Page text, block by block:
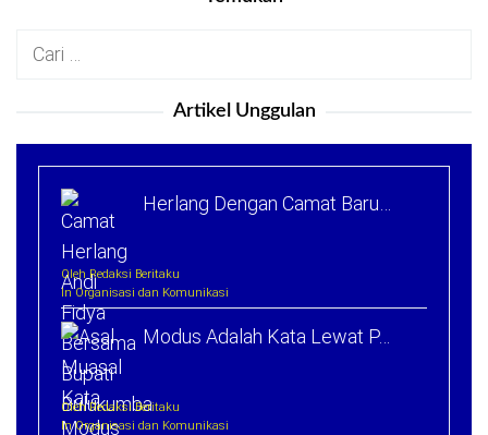
Cari
Artikel Unggulan
Herlang Dengan Camat Baru…
Oleh Redaksi Beritaku
In Organisasi dan Komunikasi
Modus Adalah Kata Lewat P…
Oleh Redaksi Beritaku
In Organisasi dan Komunikasi